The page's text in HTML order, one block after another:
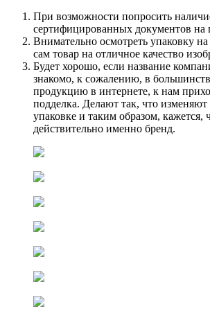
При возможности попросить
сертифицированных документов на
Внимательно осмотреть упаковку
сам товар на отличное качество
Будет хорошо, если название
знакомо, к сожалению, в
продукцию в интернете, к нам
подделка. Делают так, что изменяют
упаковке и таким образом, кажется,
действительно именно бренд.